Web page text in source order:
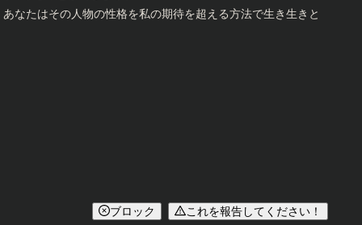
なたはその人物の性格を私の期待を超える方法で生き生きと
ブロック これを報告してください！